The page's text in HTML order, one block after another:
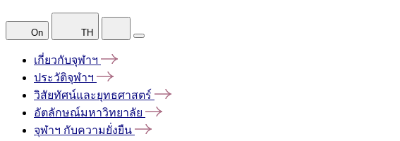
On TH
เกี่ยวกับจุฬาฯ
ประวัติจุฬาฯ
วิสัยทัศน์และยุทธศาสตร์
อัตลักษณ์มหาวิทยาลัย
จุฬาฯ กับความยั่งยืน